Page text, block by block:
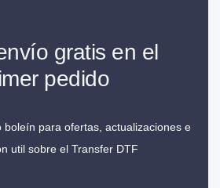
gratis en el
pedido
boleín para ofertas, actualizaciones e
util sobre el Transfer DTF